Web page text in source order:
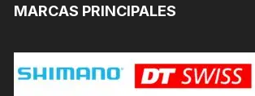
MARCAS PRINCIPALES